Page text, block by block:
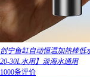
创宁鱼缸自动恒温加热棒低
20-30L水用】淡海水通用
1000条评价